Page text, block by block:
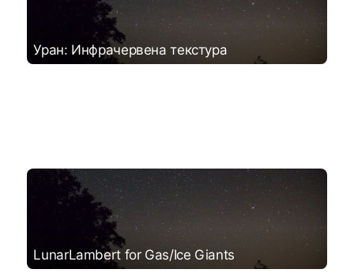
Уран: Инфрачервена текстура
LunarLambert for Gas/Ice Giants